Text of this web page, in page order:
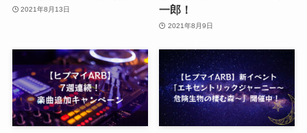
2021年8月13日
一郎！
2021年8月9日